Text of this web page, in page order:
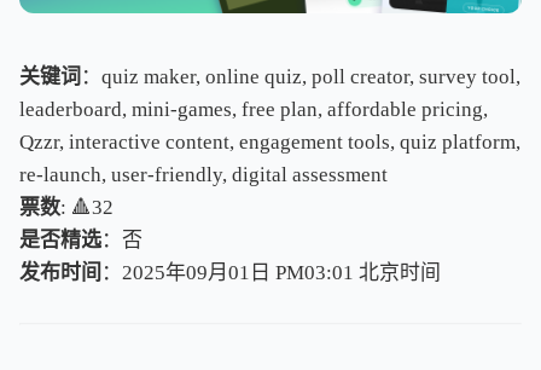
关键词 ：quiz maker, online quiz, poll creator, survey tool,
leaderboard, mini-games, free plan, affordable pricing,
Qzzr, interactive content, engagement tools, quiz platform,
re-launch, user-friendly, digital assessment
票数: 🔺32
是否精选：否
发布时间 ：2025年09月01日 PM03:01 北京时间
北京时间